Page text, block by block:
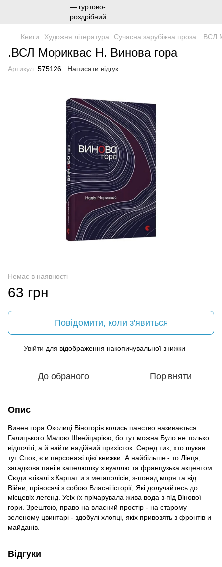
Книги Художня література Сучасна зарубіжна проза .ВСЛ
.ВСЛ Мориквас Н. Винова гора
Артикул: 575126 Написати відгук
Немає в наявності
63 грн
Повідомити, коли з'явиться
Увійти для відображення накопичувальної знижки
До обраного Порівняти
Опис
Винен гора Околиці Віногорів колись панство називається
Галицького Малою Швейцарією, бо тут можна Було не только
відпочіті, а й найти надійний прихісток. Серед тих, хто шукав
тут Спок, є и персонажі цієї книжки. А найбільше - то Лінця,
загадкова пані в капелюшку з вуаллю та французька акцентом.
Сюди втікалі з Карпат и з мегаполісів, з-понад моря та від
Війни, пріносячі з собою Власні історії, Які долучайтесь до
місцевіх легенд. Усіх їх прічарувала жива вода з-під Вінової
гори. Зрештою, право на власний простір - на старому
зеленому цвинтарі - здобулі хлопці, якіх привозять з фронтів и
майданів.
Відгуки